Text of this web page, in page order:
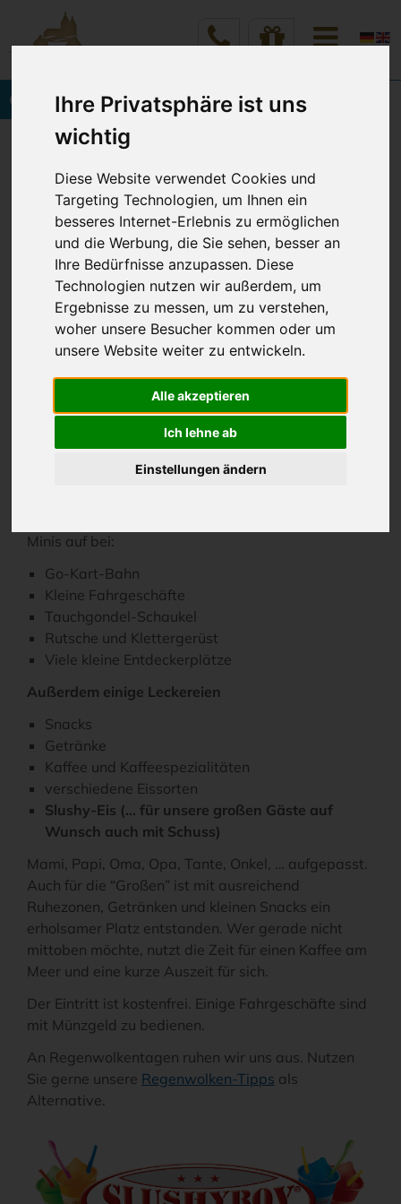
Ihre Privatsphäre ist uns
wichtig
Diese Website verwendet Cookies und
Targeting Technologien, um Ihnen ein
besseres Internet-Erlebnis zu ermöglichen
und die Werbung, die Sie sehen, besser an
Ihre Bedürfnisse anzupassen. Diese
Technologien nutzen wir außerdem, um
Ergebnisse zu messen, um zu verstehen,
woher unsere Besucher kommen oder um
unsere Website weiter zu entwickeln.
Alle akzeptieren
Ich lehne ab
Einstellungen ändern
Onlinebuchung
Vineta Hotels Usedom
Spielplatz in Zinnowitz
SPIELPLATZ IN ZINNOWITZ
Erlebniswelt für kleine Entdecker
Öffnungszeiten: April bis September täglich ab 10
ab Oktober wetterbedingt und an den
Hier stehen die kleinen Gäste im Mittelpunkt und
finden Zeit und Raum zum Toben, Entdecken und
Minis auf bei:
Go-Kart-Bahn
Kleine Fahrgeschäfte
Tauchgondel-Schaukel
Rutsche und Klettergerüst
Viele kleine Entdeckerplätze
Außerdem einige Leckereien
Snacks
Getränke
Kaffee und Kaffeespezialitäten
verschiedene Eissorten
Slushy-Eis (... für unsere großen Gäste auf
Wunsch auch mit Schuss)
Mami, Papi, Oma, Opa, Tante, Onkel, … aufgepasst.
Auch für die “Großen” ist mit ausreichend
Ruhezonen, Getränken und kleinen Snacks ein
erholsamer Platz entstanden. Wer gerade nicht
mittoben möchte, nutzt die Zeit für einen Kaffee am
Meer und eine kurze Auszeit für sich.
Der Eintritt ist kostenfrei. Einige Fahrgeschäfte sind
mit Münzgeld zu bedienen.
An Regenwolkentagen ruhen wir uns aus. Nutzen
Sie gerne unsere Regenwolken-Tipps als
Alternative.